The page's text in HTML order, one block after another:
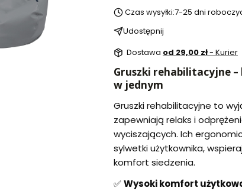
Czas wysyłki:7-25 dni
Udostępnij
Dostawa od 29,00 zł- Kurier
Gruszki rehabilitacyjne
w jednym
Gruszki rehabilitacyjne to
zapewniają relaks i
wyciszających. Ich
sylwetki użytkownika,
komfort siedzenia.
✅Wysoki komfort